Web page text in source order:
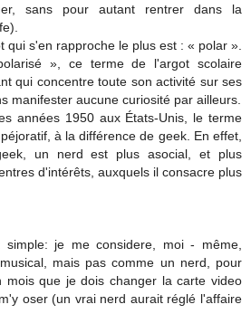
sans pour autant rentrer dans la
qui s'en rapproche le plus est : « polar ».
», ce terme de l'argot scolaire
qui concentre toute son activité sur ses
manifester aucune curiosité par ailleurs.
années 1950 aux États-Unis, le terme
à la différence de geek. En effet,
un nerd est plus asocial, et plus
d'intérêts, auxquels il consacre plus
simple: je me considere, moi - même,
mais pas comme un nerd, pour
mois que je dois changer la carte video
oser (un vrai nerd aurait réglé l'affaire